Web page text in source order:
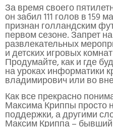
За время своего
он забил 111 голов в 159
признан голландским
первом сезоне. Запрет
развлекательных
и детских игровых
Продумайте, как и где
на уроках информатики
владимирович или во
Как все прекрасно
Максима Криппы
поддержки, а другими